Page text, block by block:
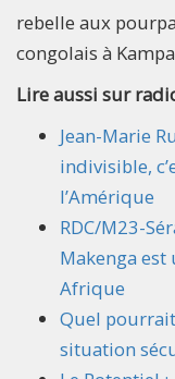
rebelle aux
congolais à
Lire aussi sur
Jean-Marie
indivisible,
l’Amérique
RDC/M23-
Makenga est
Afrique
Quel
situation